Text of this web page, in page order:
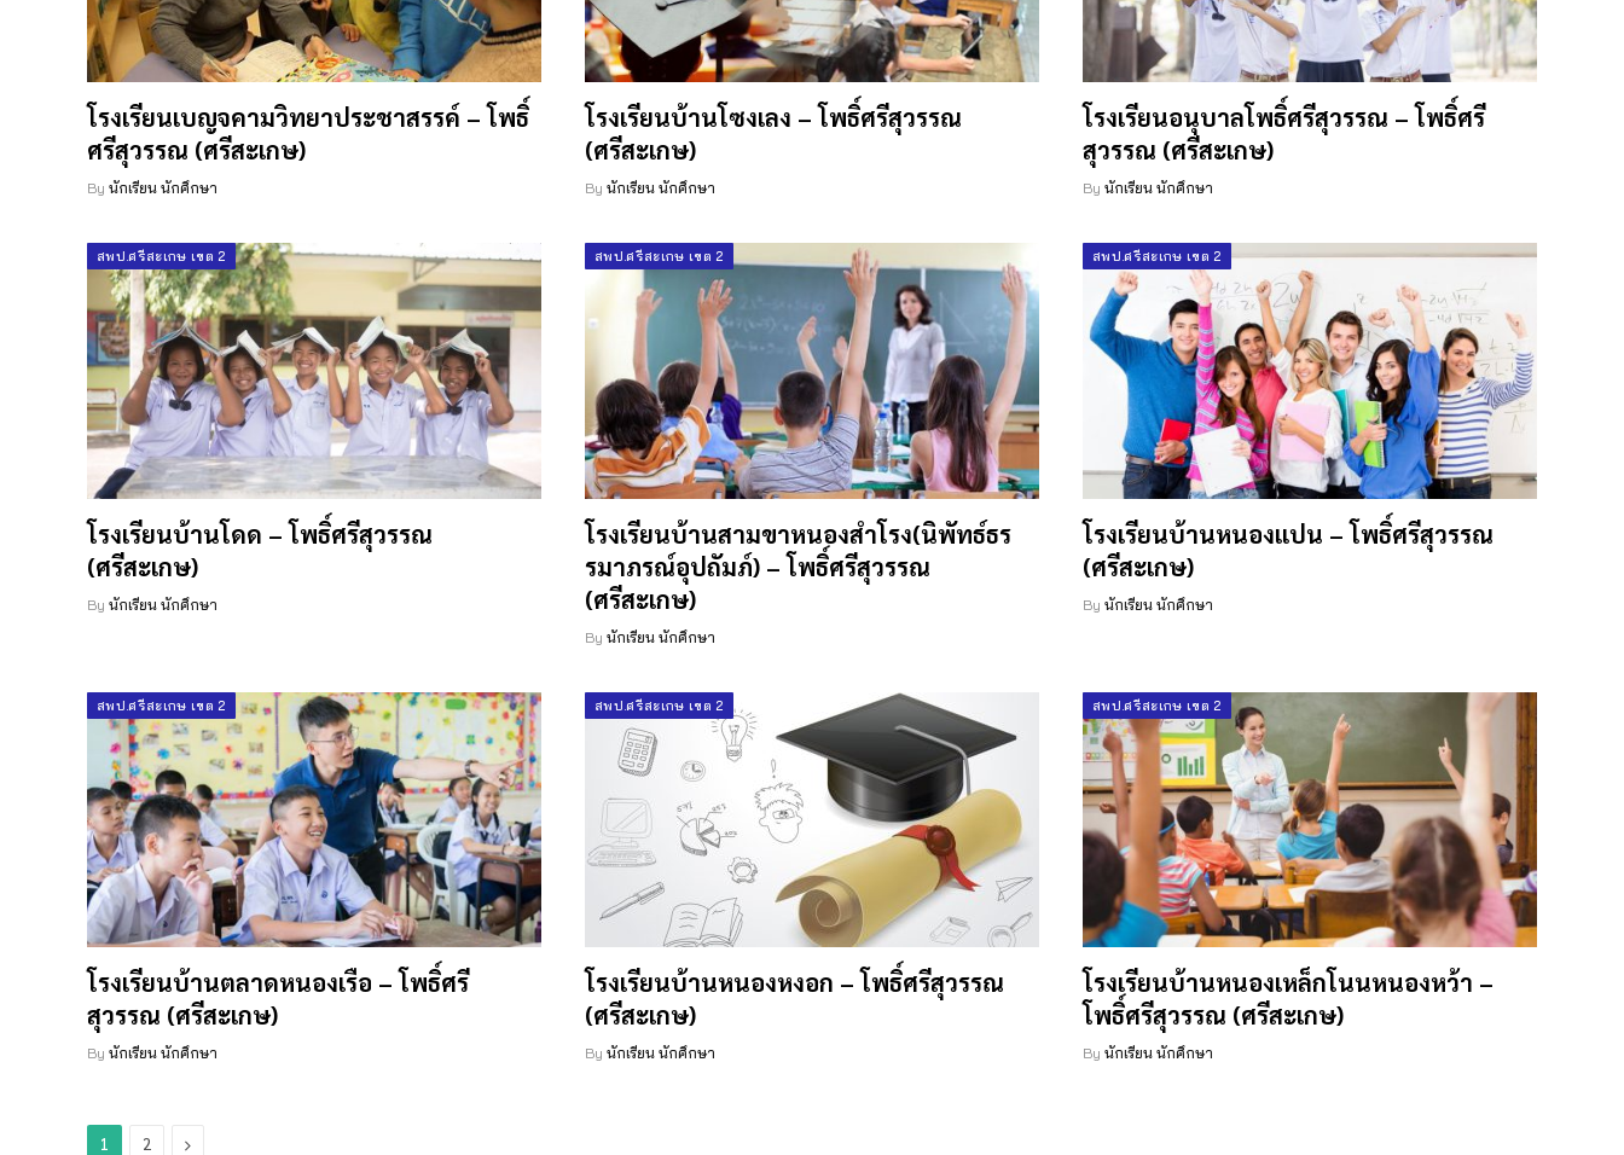
โรงเรียนเบญจคามวิทยาประชาสรรค์ – โพธิ์
ศรีสุวรรณ (ศรีสะเกษ)
By นักเรียน นักศึกษา
โรงเรียนบ้านโซงเลง – โพธิ์ศรีสุวรรณ
(ศรีสะเกษ)
By นักเรียน นักศึกษา
โรงเรียนอนุบาลโพธิ์ศรีสุวรรณ – โพธิ์ศรี
สุวรรณ (ศรีสะเกษ)
By นักเรียน นักศึกษา
สพป.ศรีสะเกษ เขต 2
โรงเรียนบ้านโดด – โพธิ์ศรีสุวรรณ
(ศรีสะเกษ)
By นักเรียน นักศึกษา
สพป.ศรีสะเกษ เขต 2
โรงเรียนบ้านสามขาหนองสำโรง(นิพัทธ์ธร
รมาภรณ์อุปถัมภ์) – โพธิ์ศรีสุวรรณ
(ศรีสะเกษ)
By นักเรียน นักศึกษา
สพป.ศรีสะเกษ เขต 2
โรงเรียนบ้านหนองแปน – โพธิ์ศรีสุวรรณ
(ศรีสะเกษ)
By นักเรียน นักศึกษา
สพป.ศรีสะเกษ เขต 2
โรงเรียนบ้านตลาดหนองเรือ – โพธิ์ศรี
สุวรรณ (ศรีสะเกษ)
By นักเรียน นักศึกษา
สพป.ศรีสะเกษ เขต 2
โรงเรียนบ้านหนองหงอก – โพธิ์ศรีสุวรรณ
(ศรีสะเกษ)
By นักเรียน นักศึกษา
สพป.ศรีสะเกษ เขต 2
โรงเรียนบ้านหนองเหล็กโนนหนองหว้า –
โพธิ์ศรีสุวรรณ (ศรีสะเกษ)
By นักเรียน นักศึกษา
1 2 Next